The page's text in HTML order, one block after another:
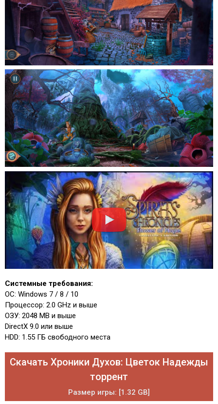
Системные требования:
OС: Windows 7 / 8 / 10
Процессор: 2.0 GHz и выше
ОЗУ: 2048 MB и выше
DirectX 9.0 или выше
HDD: 1.55 ГБ свободного места
Скачать Хроники Духов: Цветок Надежды
торрент
Размер игры: [1.32 GB]